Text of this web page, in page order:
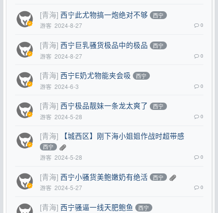
[青海] 西宁此尤物搞一炮绝对不够 西宁
游客 2024-8-27 0
[青海] 西宁巨乳骚货极品中的极品 西宁
游客 2024-8-27 0
[青海] 西宁E奶尤物能夹会吸 西宁
游客 2024-6-3 0
[青海] 西宁极品靓妹一条龙太爽了 西宁
游客 2024-5-28 0
[青海] 【城西区】刚下海小姐姐作战时超带感
西宁
游客 2024-5-28 0
[青海] 西宁小骚货美鲍嫩奶有绝活 西宁
游客 2024-5-27 0
[青海] 西宁骚逼一线天肥鲍鱼 西宁